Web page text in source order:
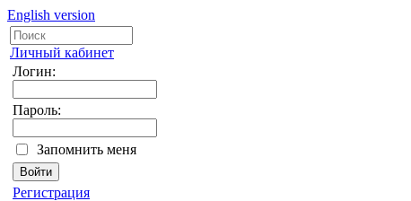
English version
Личный кабинет
Логин:
Пароль:
Запомнить меня
Регистрация